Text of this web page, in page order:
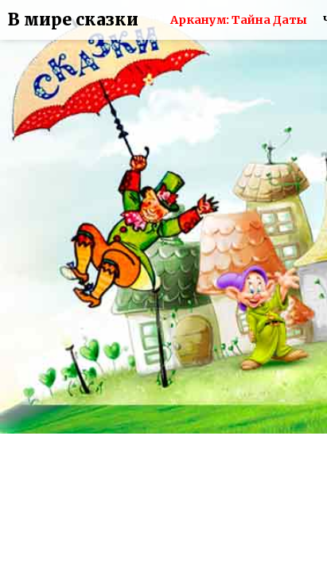
В мире сказки Арканум: Тайна Даты